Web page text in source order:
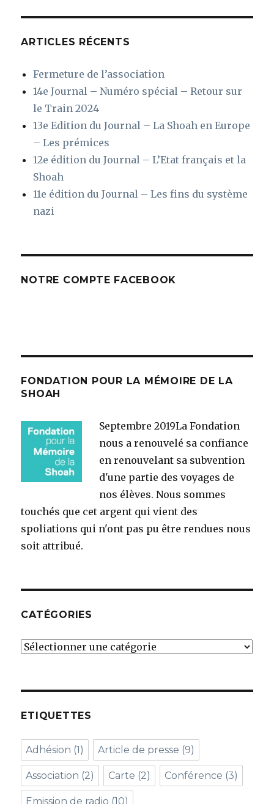
ARTICLES RÉCENTS
Fermeture de l’association
14e Journal – Numéro spécial – Retour sur
le Train 2024
13e Edition du Journal – La Shoah en Europe
– Les prémices
12e édition du Journal – L’Etat français et la
Shoah
11e édition du Journal – Les fins du système
nazi
NOTRE COMPTE FACEBOOK
FONDATION POUR LA MÉMOIRE DE LA
SHOAH
Septembre 2019La Fondation
nous a renouvelé sa confiance
en renouvelant sa subvention
d'une partie des voyages de
nos élèves. Nous sommes
touchés que cet argent qui vient des
spoliations qui n'ont pas pu être rendues nous
soit attribué.
CATÉGORIES
Catégories
ETIQUETTES
Adhésion (1) Article de presse (9)
Association (2) Carte (2) Conférence (3)
Emission de radio (10)